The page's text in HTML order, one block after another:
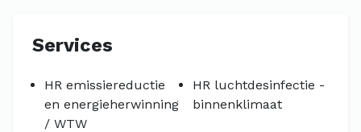
Services
HR emissiereductie
en energieherwinning
/ WTW
HR luchtdesinfectie -
binnenklimaat